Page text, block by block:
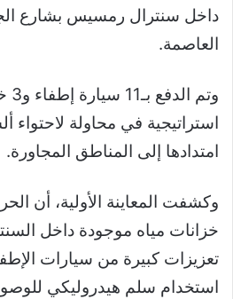
داخل سنترال رمسيس بشارع
العاصمة.
استراتيجية في محاولة لاحتواء
امتدادها إلى المناطق المجاورة.
خزانات مياه موجودة داخل
تعزيزات كبيرة من سيارات
استخدام سلم هيدروليكي